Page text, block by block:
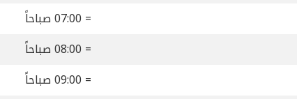
= 07:00 صباحاً
= 08:00 صباحاً
= 09:00 صباحاً